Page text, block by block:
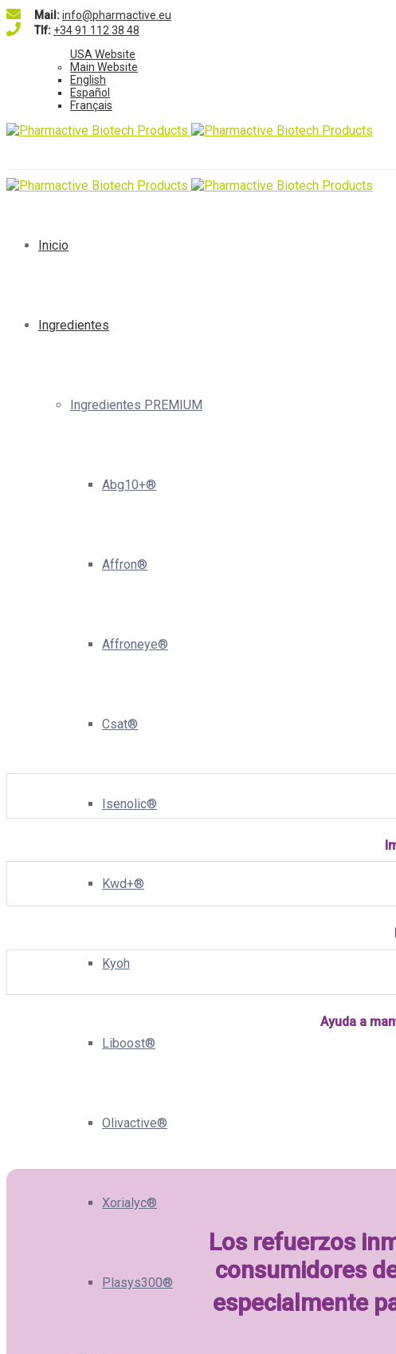
Mail:info@pharmactive.eu
Tlf: +34 91 112 38 48
USA Website
Main Website
English
Español
Français
Inicio
Ingredientes
Ingredientes PREMIUM
Abg10+®
Affron®
Affroneye®
Csat®
Isenolic®
Kwd+®
Kyoh
Liboost®
Olivactive®
Xorialyc®
Plasys300®
Ayuda a
Los refuerzos
consumidores
especialmente